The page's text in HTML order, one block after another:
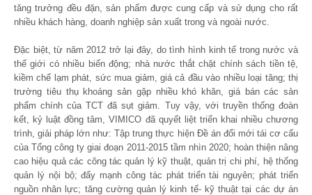
tăng trưởng đều đặn, sản phẩm được cung cấp và sử dụng cho rất
nhiều khách hàng, doanh nghiệp sản xuất trong và ngoài nước.
Đặc biệt, từ năm 2012 trở lại đây, do tình hình kinh tế trong nước và
thế giới có nhiều biến động; nhà nước thắt chặt chính sách tiền tệ,
kiềm chế lạm phát, sức mua giảm, giá cả đầu vào nhiều loại tăng; thị
trường tiêu thụ khoáng sản gặp nhiều khó khăn, giá bán các sản
phẩm chính của TCT đã sụt giảm. Tuy vậy, với truyền thống đoàn
kết, kỷ luật đồng tâm, VIMICO đã quyết liệt triển khai nhiều chương
trình, giải pháp lớn như: Tập trung thực hiện Đề án đổi mới tái cơ cấu
của Tổng công ty giai đoạn 2011-2015 tầm nhìn 2020; hoàn thiện nâng
cao hiệu quả các công tác quản lý kỹ thuật, quản trị chi phí, hệ thống
quản lý nội bộ; đẩy mạnh công tác phát triển tài nguyên; phát triển
nguồn nhân lực; tăng cường quản lý kinh tế- kỹ thuật tại các dự án